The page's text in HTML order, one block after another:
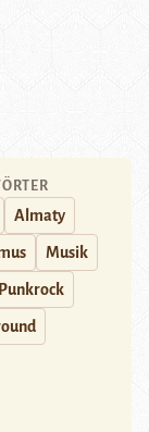
Almaty
Musik
Punkrock